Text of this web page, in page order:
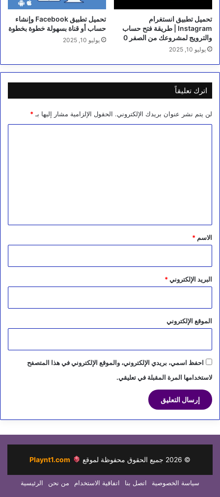
تحميل تطبيق انستغرام
Instagram | طريقة فتح حساب
والترويج لمشروعك من الصفر 0
يوليو 10, 2025
تحميل تطبيق Facebook وإنشاء
حساب أو قناة بسهولة خطوة بخطوة
يوليو 10, 2025
اترك تعليقاً
لن يتم نشر عنوان بريدك الإلكتروني. الحقول الإلزامية مشار إليها بـ *
*
الاسم *
البريد الإلكتروني*
الموقع الإلكتروني
احفظ اسمي، بريدي الإلكتروني، والموقع الإلكتروني في هذا المتصفح
لاستخدامها المرة المقبلة في تعليقي.
©
2026 جميع الحقوق محفوظة لموقع Playnt1.com
سياسة الخصوصية اتصل بنا اتفاقية الاستخدام من نحن الرئيسية